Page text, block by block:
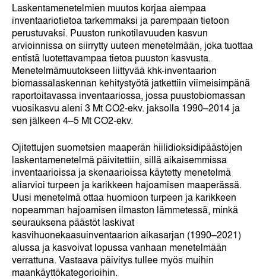
Laskentamenetelmien muutos korjaa aiempaa
inventaariotietoa tarkemmaksi ja parempaan tietoon
perustuvaksi. Puuston runkotilavuuden kasvun
arvioinnissa on siirrytty uuteen menetelmään, joka tuottaa
entistä luotettavampaa tietoa puuston kasvusta.
Menetelmämuutokseen liittyvää khk-inventaarion
biomassalaskennan kehitystyötä jatkettiin viimeisimpänä
raportoitavassa inventaariossa, jossa puustobiomassan
vuosikasvu aleni 3 Mt CO2-ekv. jaksolla 1990–2014 ja
sen jälkeen 4–5 Mt CO2-ekv.
Ojitettujen suometsien maaperän hiilidioksidipäästöjen
laskentamenetelmä päivitettiin, sillä aikaisemmissa
inventaarioissa ja skenaarioissa käytetty menetelmä
aliarvioi turpeen ja karikkeen hajoamisen maaperässä.
Uusi menetelmä ottaa huomioon turpeen ja karikkeen
nopeamman hajoamisen ilmaston lämmetessä, minkä
seurauksena päästöt laskivat
kasvihuonekaasuinventaarion aikasarjan (1990–2021)
alussa ja kasvoivat lopussa vanhaan menetelmään
verrattuna. Vastaava päivitys tullee myös muihin
maankäyttökategorioihin.